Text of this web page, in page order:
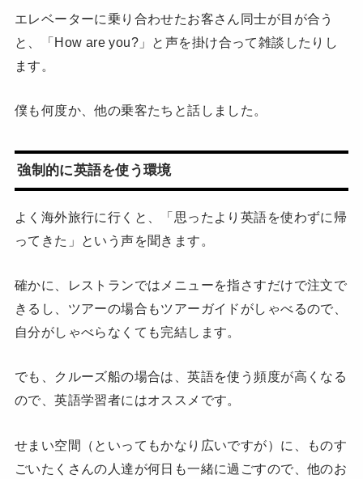
エレベーターに乗り合わせたお客さん同士が目が合う
と、「How are you?」と声を掛け合って雑談したりし
ます。
僕も何度か、他の乗客たちと話しました。
強制的に英語を使う環境
よく海外旅行に行くと、「思ったより英語を使わずに帰
ってきた」という声を聞きます。
確かに、レストランではメニューを指さすだけで注文で
きるし、ツアーの場合もツアーガイドがしゃべるので、
自分がしゃべらなくても完結します。
でも、クルーズ船の場合は、英語を使う頻度が高くなる
ので、英語学習者にはオススメです。
せまい空間（といってもかなり広いですが）に、ものす
ごいたくさんの人達が何日も一緒に過ごすので、他のお